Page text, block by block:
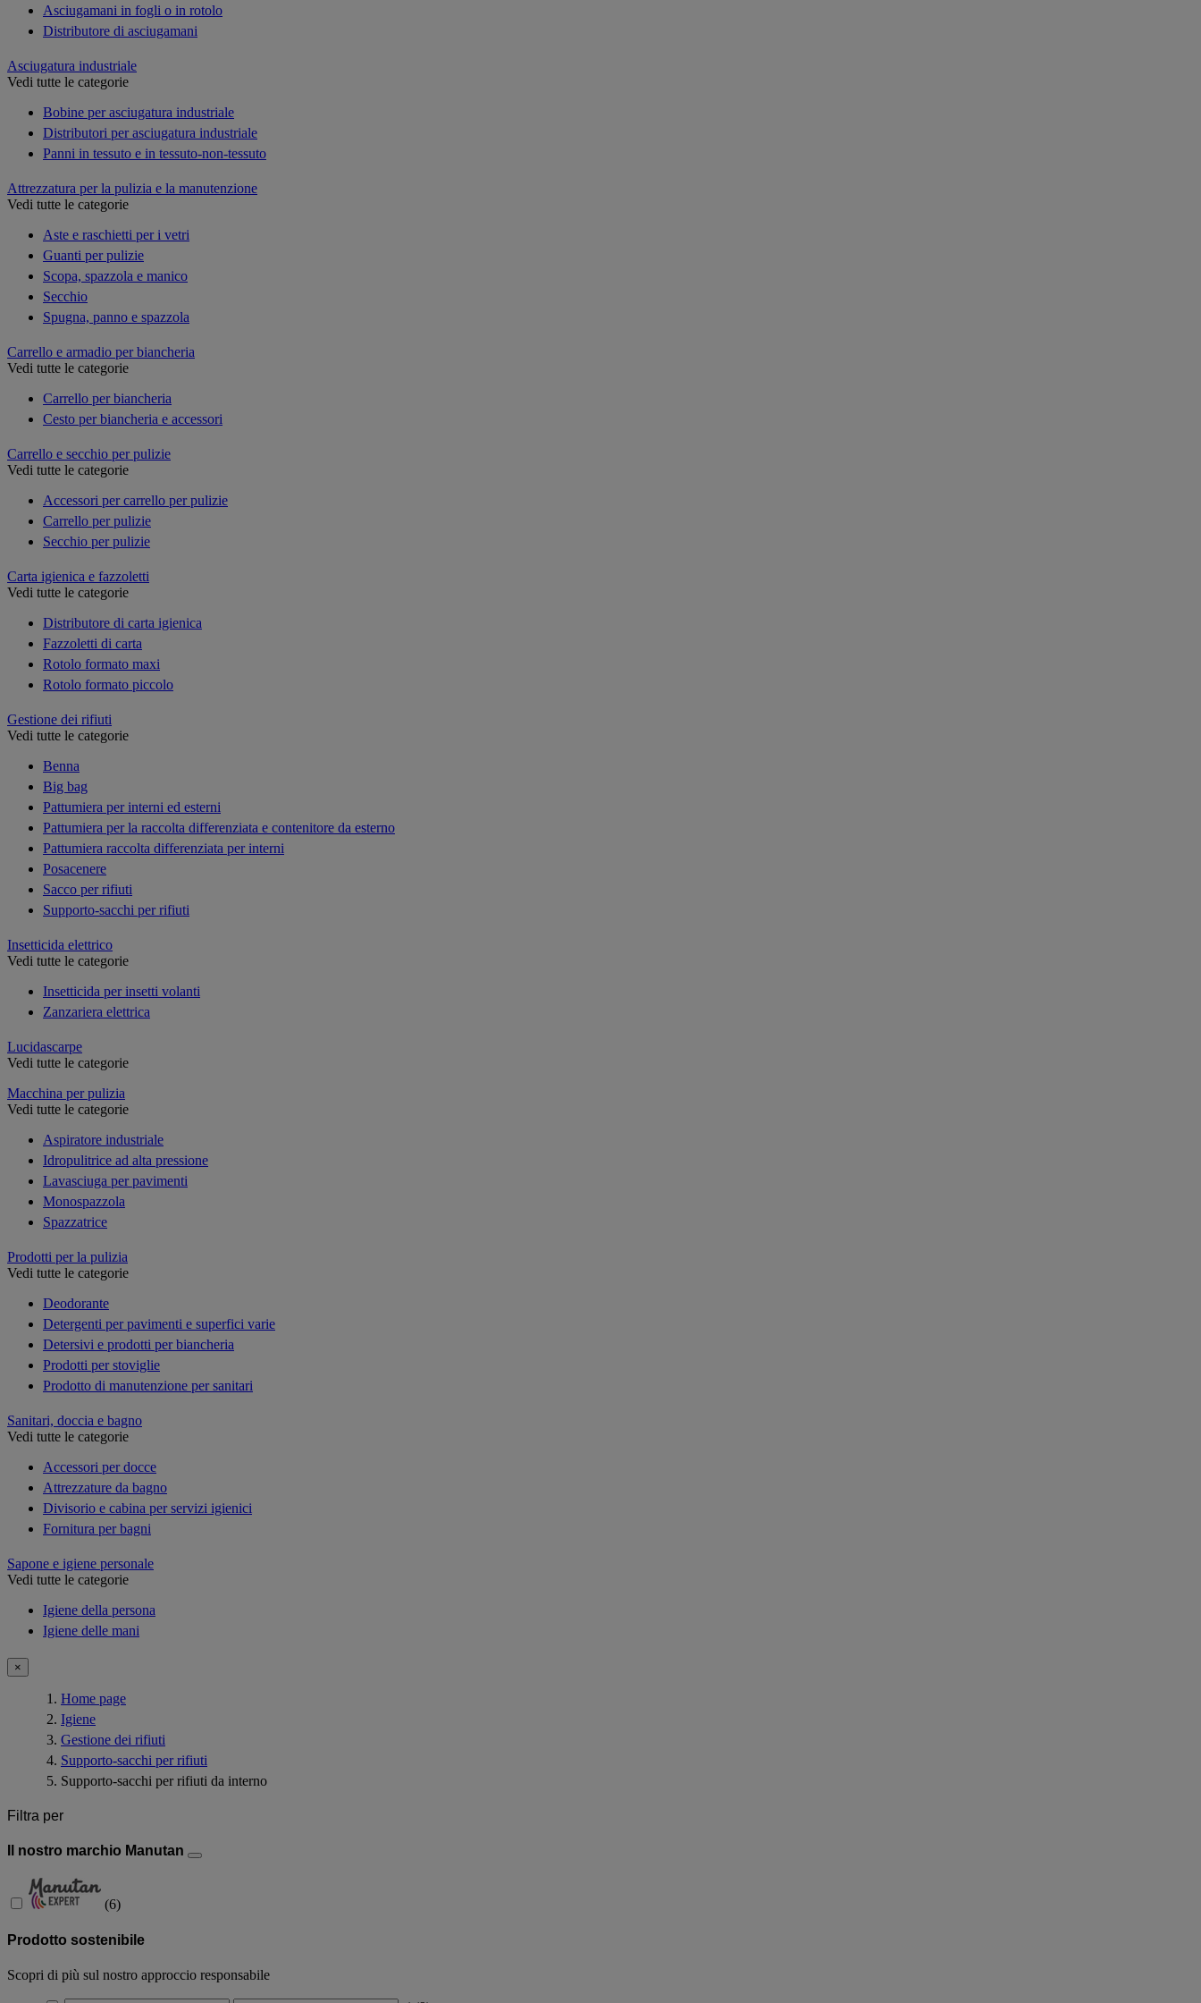
Asciugamani in fogli o in rotolo
Distributore di asciugamani
Asciugatura industriale
Vedi tutte le categorie
Bobine per asciugatura industriale
Distributori per asciugatura industriale
Panni in tessuto e in tessuto-non-tessuto
Attrezzatura per la pulizia e la manutenzione
Vedi tutte le categorie
Aste e raschietti per i vetri
Guanti per pulizie
Scopa, spazzola e manico
Secchio
Spugna, panno e spazzola
Carrello e armadio per biancheria
Vedi tutte le categorie
Carrello per biancheria
Cesto per biancheria e accessori
Carrello e secchio per pulizie
Vedi tutte le categorie
Accessori per carrello per pulizie
Carrello per pulizie
Secchio per pulizie
Carta igienica e fazzoletti
Vedi tutte le categorie
Distributore di carta igienica
Fazzoletti di carta
Rotolo formato maxi
Rotolo formato piccolo
Gestione dei rifiuti
Vedi tutte le categorie
Benna
Big bag
Pattumiera per interni ed esterni
Pattumiera per la raccolta differenziata e contenitore da esterno
Pattumiera raccolta differenziata per interni
Posacenere
Sacco per rifiuti
Supporto-sacchi per rifiuti
Insetticida elettrico
Vedi tutte le categorie
Insetticida per insetti volanti
Zanzariera elettrica
Lucidascarpe
Vedi tutte le categorie
Macchina per pulizia
Vedi tutte le categorie
Aspiratore industriale
Idropulitrice ad alta pressione
Lavasciuga per pavimenti
Monospazzola
Spazzatrice
Prodotti per la pulizia
Vedi tutte le categorie
Deodorante
Detergenti per pavimenti e superfici varie
Detersivi e prodotti per biancheria
Prodotti per stoviglie
Prodotto di manutenzione per sanitari
Sanitari, doccia e bagno
Vedi tutte le categorie
Accessori per docce
Attrezzature da bagno
Divisorio e cabina per servizi igienici
Fornitura per bagni
Sapone e igiene personale
Vedi tutte le categorie
Igiene della persona
Igiene delle mani
×
Home page
Igiene
Gestione dei rifiuti
Supporto-sacchi per rifiuti
Supporto-sacchi per rifiuti da interno
Filtra per
Il nostro marchio Manutan
(6)
Prodotto sostenibile
Scopri di più sul nostro approccio responsabile